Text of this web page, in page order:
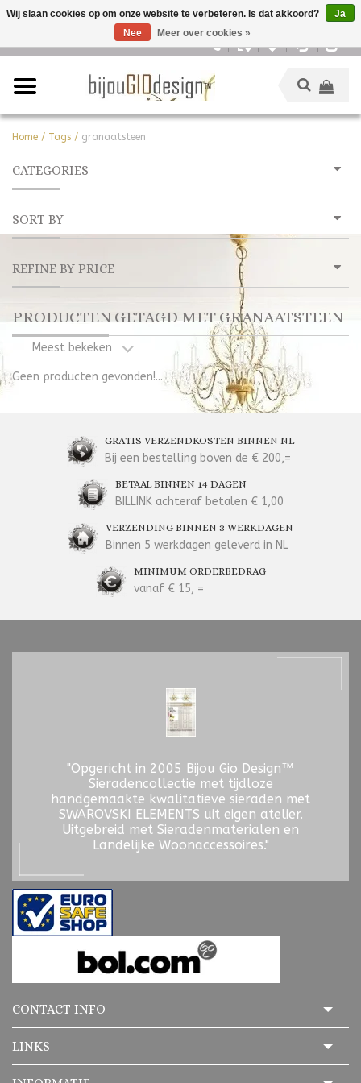
Home / Tags / granaatsteen
CATEGORIES
SORT BY
REFINE BY PRICE
PRODUCTEN GETAGD MET GRANAATSTEEN
Meest bekeken
Geen producten gevonden!...
GRATIS VERZENDKOSTEN BINNEN NL
Bij een bestelling boven de € 200,=
BETAAL BINNEN 14 DAGEN
BILLINK achteraf betalen € 1,00
VERZENDING BINNEN 3 WERKDAGEN
Binnen 5 werkdagen geleverd in NL
MINIMUM ORDERBEDRAG
vanaf € 15, =
"Opgericht in 2005 Bijou Gio Design™
Sieradencollectie met tijdloze
handgemaakte kwalitatieve sieraden met
SWAROVSKI ELEMENTS uit eigen atelier.
Uitgebreid met Sieradenmaterialen en
Landelijke Woonaccessoires."
CONTACT INFO
LINKS
Wij slaan cookies op om onze website te verbeteren. Is dat akkoord?
Ja
Nee
Meer over cookies »